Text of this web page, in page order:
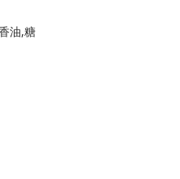
油,糖